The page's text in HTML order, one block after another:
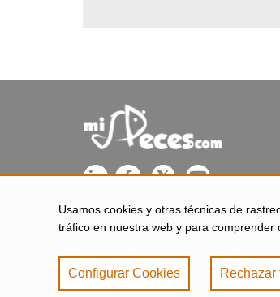
Usamos cookies y otras técnicas de
tráfico en nuestra web y para comprender
Configurar Cookies
misPeces se edita desde El Puerto de